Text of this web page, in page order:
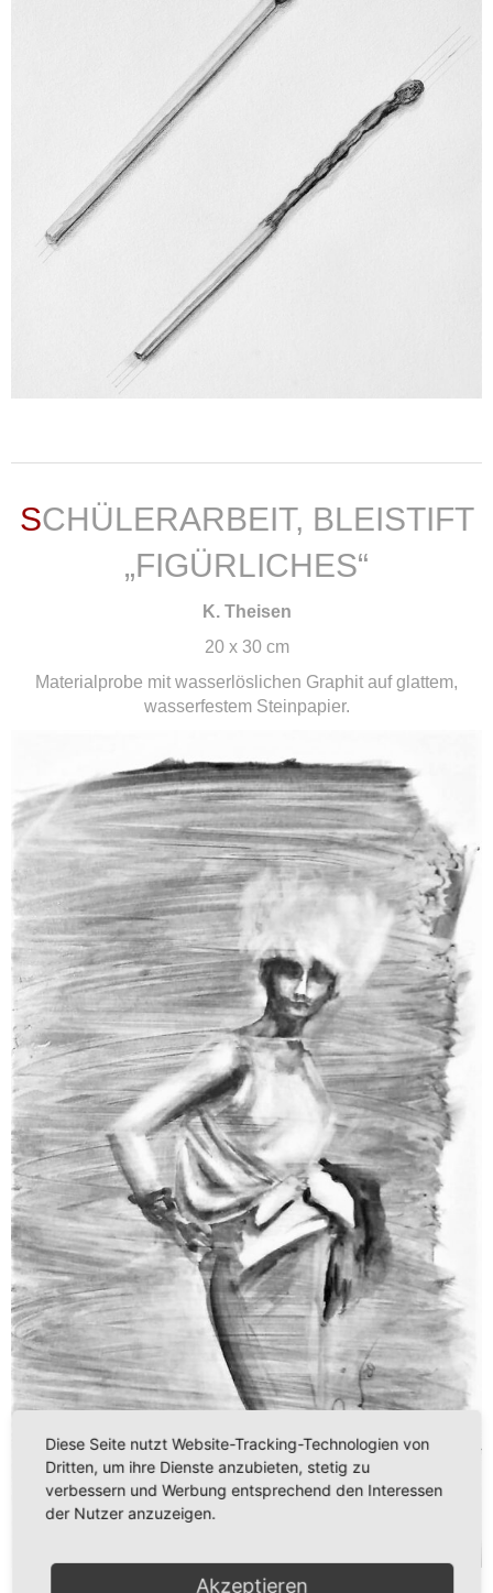
SCHÜLERARBEIT, BLEISTIFT
„FIGÜRLICHES“
K. Theisen
20 x 30 cm
Materialprobe mit wasserlöslichen Graphit auf glattem,
wasserfestem Steinpapier.
Diese Seite nutzt Website-Tracking-Technologien von
Dritten, um ihre Dienste anzubieten, stetig zu
verbessern und Werbung entsprechend den Interessen
der Nutzer anzuzeigen.
Akzeptieren